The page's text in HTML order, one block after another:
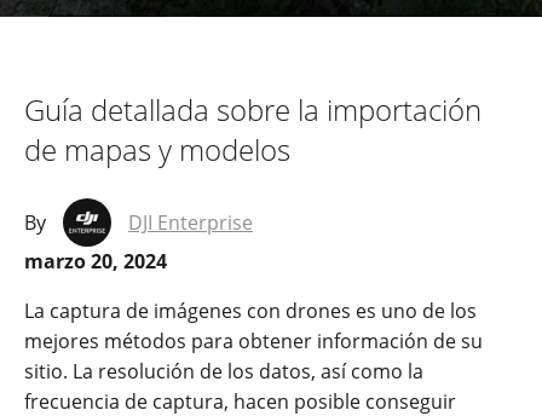
Guía detallada sobre la importación
de mapas y modelos
By
DJI Enterprise
marzo 20, 2024
La captura de imágenes con drones es uno de los
mejores métodos para obtener información de su
sitio. La resolución de los datos, así como la
frecuencia de captura, hacen posible conseguir